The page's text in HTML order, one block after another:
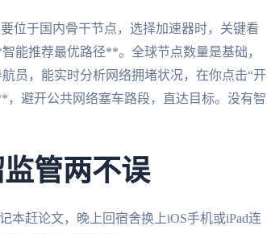
位于国内骨干节点，选择加速器时，关键看
能推荐最优路径**。全球节点数量是基础，
员，能实时分析网络拥堵状况，在你点击“开
避开公共网络塞车路段，直达目标。没有智
管两不误
本赶论文，晚上回宿舍换上iOS手机或iPad连